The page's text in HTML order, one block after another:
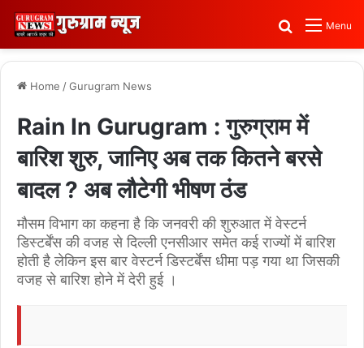
Menu
Search for
Home /Gurugram News
Rain In Gurugram : गुरुग्राम में
बारिश शुरु, जानिए अब तक कितने बरसे
बादल ? अब लौटेगी भीषण ठंड
मौसम विभाग का कहना है कि जनवरी की शुरुआत में वेस्टर्न
डिस्टर्बेंस की वजह से दिल्ली एनसीआर समेत कई राज्यों में बारिश
होती है लेकिन इस बार वेस्टर्न डिस्टर्बेंस धीमा पड़ गया था जिसकी
वजह से बारिश होने में देरी हुई ।